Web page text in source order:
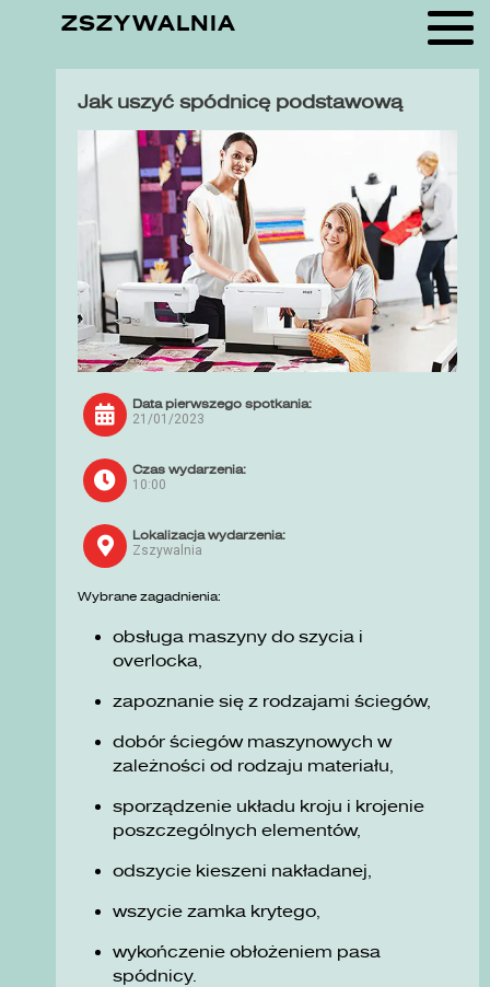
ZSZYWALNIA
Jak uszyć spódnicę podstawową
Data pierwszego spotkania:
21/01/2023
Czas wydarzenia:
10:00
Lokalizacja wydarzenia:
Zszywalnia
Wybrane zagadnienia:
obsługa maszyny do szycia i
overlocka,
zapoznanie się z rodzajami ściegów,
dobór ściegów maszynowych w
zależności od rodzaju materiału,
sporządzenie układu kroju i krojenie
poszczególnych elementów,
odszycie kieszeni nakładanej,
wszycie zamka krytego,
wykończenie obłożeniem pasa
spódnicy.